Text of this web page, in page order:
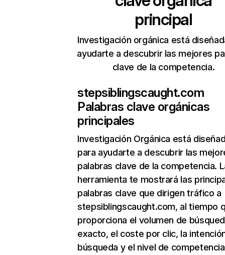
principal
Investigación orgánica está
ayudarte a descubrir las mejores
clave de la competencia.
stepsiblingscaught.com
Palabras clave orgánicas
principales
Investigación Orgánica está
para ayudarte a descubrir las
palabras clave de la competencia.
herramienta te mostrará las
palabras clave que dirigen tráfico a
stepsiblingscaught.com, al tiempo
proporciona el volumen de
exacto, el coste por clic, la
búsqueda y el nivel de